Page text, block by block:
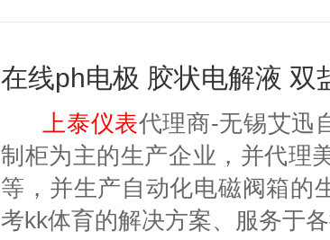
上泰仪表代理商-无锡艾迅
制柜为主的生产企业，并代理
等，并生产自动化电磁阀箱的
考kk体育的解决方案、服务于